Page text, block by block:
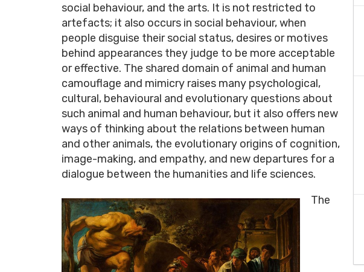
social behaviour, and the arts. It is not restricted to
artefacts; it also occurs in social behaviour, when
people disguise their social status, desires or motives
behind appearances they judge to be more acceptable
or effective. The shared domain of animal and human
camouflage and mimicry raises many psychological,
cultural, behavioural and evolutionary questions about
such animal and human behaviour, but it also offers new
ways of thinking about the relations between human
and other animals, the evolutionary origins of cognition,
image-making, and empathy, and new departures for a
dialogue between the humanities and life sciences.
The